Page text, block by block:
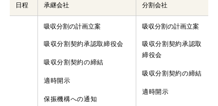
日程 承継会社 分割会社
吸収分割の計画立案
吸収分割契約承認取締役会
吸収分割契約の締結
適時開示
保振機構への通知
吸収分割の計画立案
吸収分割契約承認取
締役会
吸収分割契約の締結
適時開示